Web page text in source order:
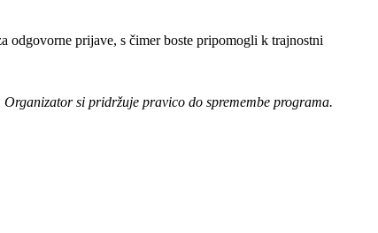
odgovorne prijave, s čimer boste pripomogli k trajnostni
si pridržuje pravico do spremembe programa.